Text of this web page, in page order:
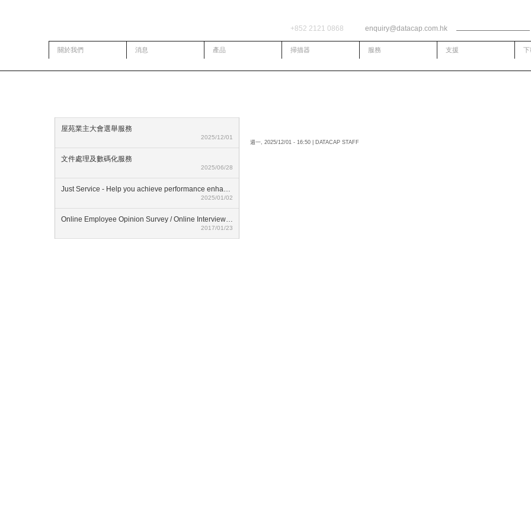
+852 2121 0868 enquiry@datacap.com.hk
關於我們 消息 產品 掃描器 服務 支援 下
推廣
屋苑業主大會選舉服務
2025/12/01
文件處理及數碼化服務
2025/06/28
Just Service - Help you achieve performance enhancment
2025/01/02
Online Employee Opinion Survey / Online Interview Assessment Service (HKD$ 500)
2017/01/23
週一, 2025/12/01 - 16:50 | DATACAP STAFF